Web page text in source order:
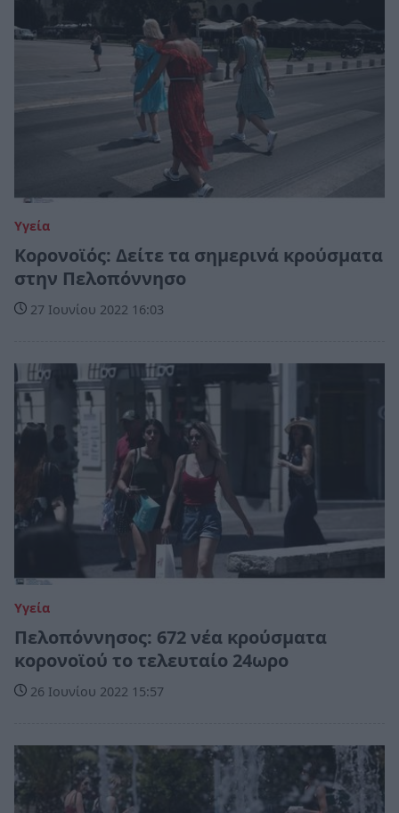
Υγεία
Κορονοϊός: Δείτε τα σημερινά κρούσματα
στην Πελοπόννησο
27 Ιουνίου 2022 16:03
Υγεία
Πελοπόννησος: 672 νέα κρούσματα
κορονοϊού το τελευταίο 24ωρο
26 Ιουνίου 2022 15:57